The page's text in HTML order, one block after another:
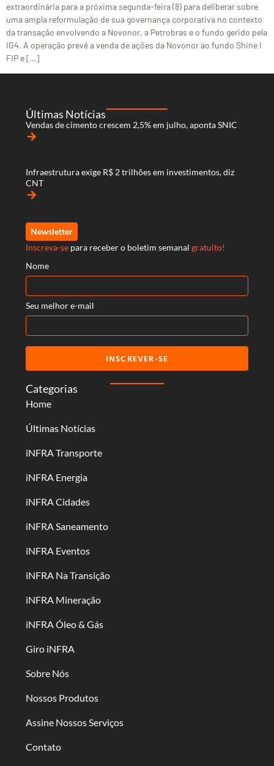
extraordinária para a próxima segunda-feira (8) para deliberar sobre
uma ampla reformulação de sua governança corporativa no contexto
da transação envolvendo a Novonor, a Petrobras e o fundo gerido pela
IG4. A operação prevê a venda de ações da Novonor ao fundo Shine I
FIP e […]
Categorias
Home
Últimas Notícias
iNFRA Transporte
iNFRA Energia
iNFRA Cidades
iNFRA Saneamento
iNFRA Eventos
iNFRA Na Transição
iNFRA Mineração
iNFRA Óleo & Gás
Giro iNFRA
Sobre Nós
Nossos Produtos
Assine Nossos Serviços
Contato
Últimas Notícias
Vendas de cimento crescem 2,5% em julho, aponta SNIC
arrow_forward
Infraestrutura exige R$ 2 trilhões em investimentos, diz
CNT
arrow_forward
Newsletter
Inscreva-se para receber o boletim semanal gratuito!
Nome
Seu melhor e-mail
INSCREVER-SE